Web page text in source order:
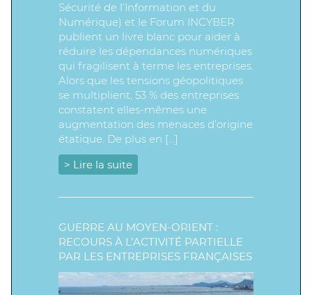
Sécurité de l’Information et du
Numérique) et le Forum INCYBER
publient un livre blanc pour aider à
réduire les dépendances numériques
qui fragilisent à terme les entreprises.
Alors que les tensions géopolitiques
se multiplient, 53 % des entreprises
constatent elles-mêmes une
augmentation des menaces d’origine
étatique. De plus en […]
> Lire la suite
GUERRE AU MOYEN-ORIENT :
RECOURS À L’ACTIVITÉ PARTIELLE
PAR LES ENTREPRISES FRANÇAISES